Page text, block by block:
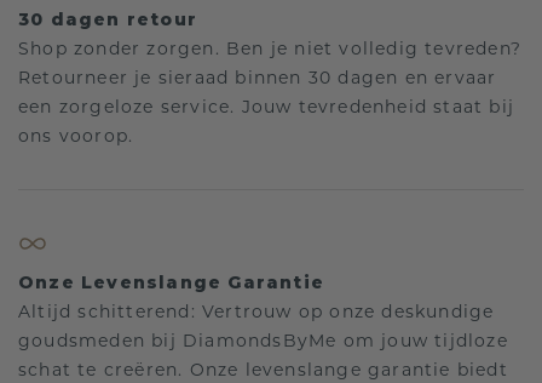
30 dagen retour
Shop zonder zorgen. Ben je niet volledig tevreden?
Retourneer je sieraad binnen 30 dagen en ervaar
een zorgeloze service. Jouw tevredenheid staat bij
ons voorop.
Onze Levenslange Garantie
Altijd schitterend: Vertrouw op onze deskundige
goudsmeden bij DiamondsByMe om jouw tijdloze
schat te creëren. Onze levenslange garantie biedt